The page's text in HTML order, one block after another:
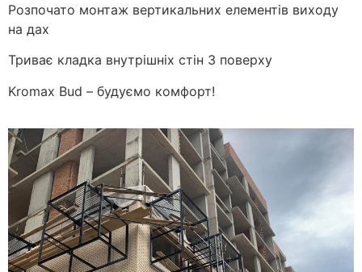
Розпочато монтаж вертикальних елементів виходу
на дах
Триває кладка внутрішніх стін 3 поверху
Kromax Bud – будуємо комфорт!